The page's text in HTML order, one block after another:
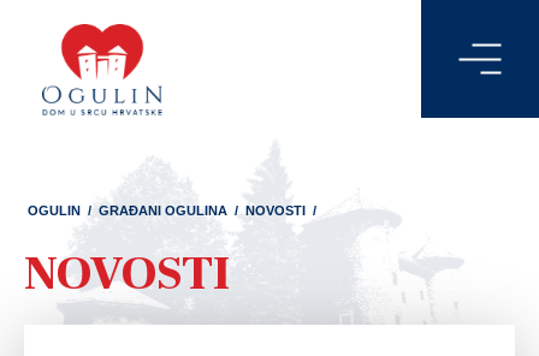
OGULIN / GRAĐANI OGULINA / NOVOSTI /
NOVOSTI